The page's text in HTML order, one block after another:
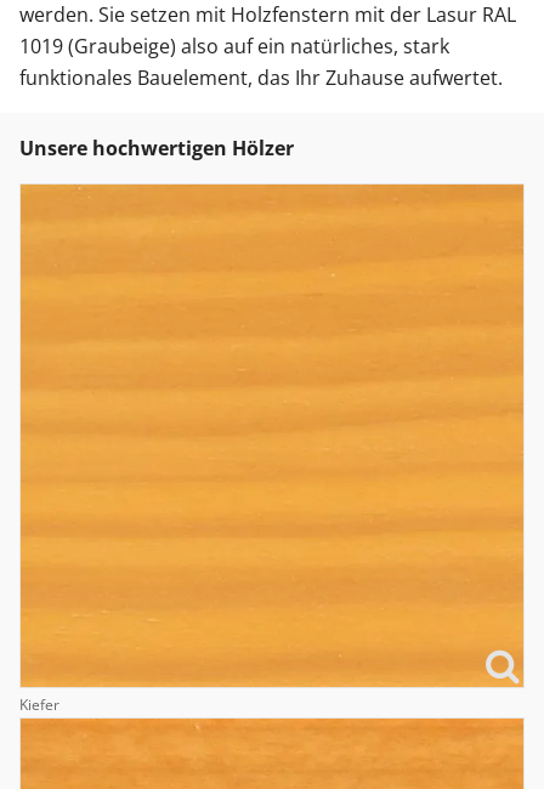
werden. Sie setzen mit Holzfenstern mit der Lasur RAL
1019 (Graubeige) also auf ein natürliches, stark
funktionales Bauelement, das Ihr Zuhause aufwertet.
Unsere hochwertigen Hölzer
Kiefer